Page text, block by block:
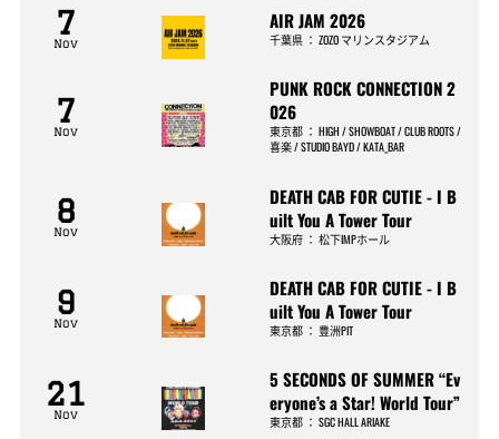
7
Nov
AIR JAM 2026
千葉県 ：ZOZO マリンスタジアム
7
Nov
PUNK ROCK CONNECTION 2
026
東京都 ：HIGH / SHOWBOAT / CLUB ROOTS /
喜楽 / STUDIO BAYD / KATA_BAR
8
Nov
DEATH CAB FOR CUTIE - I B
uilt You A Tower Tour
大阪府 ：松下IMPホール
9
Nov
DEATH CAB FOR CUTIE - I B
uilt You A Tower Tour
東京都 ：豊洲PIT
21
Nov
5 SECONDS OF SUMMER “Ev
eryone’s a Star! World Tour”
東京都 ：SGC HALL ARIAKE